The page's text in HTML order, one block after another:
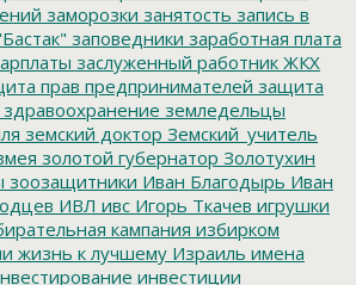
заморозки занятость запись в
заповедники заработная плата
заслуженный работник ЖКХ
прав предпринимателей защита
здравоохранение земледельцы
земский доктор Земский_учитель
золотой губернатор Золотухин
зоозащитники Иван Благодырь Иван
ИВЛ ивс Игорь Ткачев игрушки
кампания избирком
жизнь к лучшему Израиль имена
инвестиции